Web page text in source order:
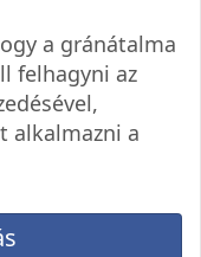
a gránátalma
felhagyni az
alkalmazni a